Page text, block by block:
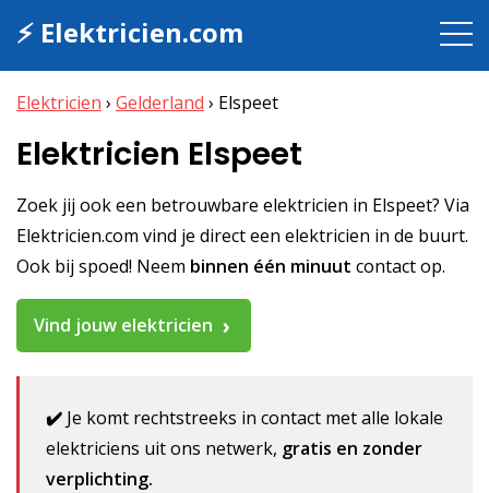
⚡ Elektricien.com
Elektricien › Gelderland › Elspeet
Elektricien Elspeet
Zoek jij ook een betrouwbare elektricien in Elspeet? Via
Elektricien.com vind je direct een elektricien in de buurt.
Ook bij spoed! Neem binnen één minuut contact op.
Vind jouw elektricien
✔️ Je komt rechtstreeks in contact met alle lokale
elektriciens uit ons netwerk, gratis en zonder
verplichting.